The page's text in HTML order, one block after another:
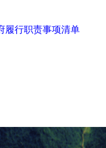
履行职责事项清单